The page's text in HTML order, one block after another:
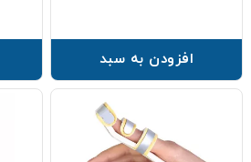
افزودن به سبد